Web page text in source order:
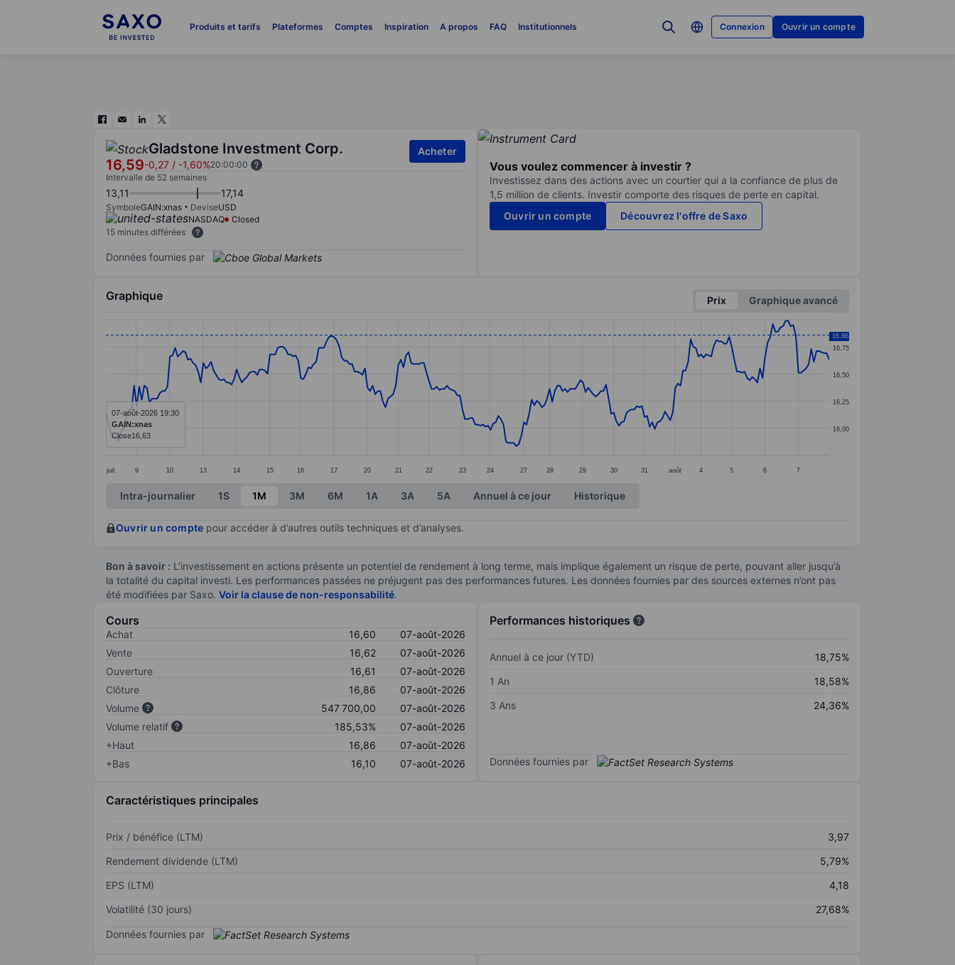
Produits et tarifs Plateformes Comptes Inspiration A propos FAQ Institutionnels Connexion Ouvrir un compte
Gladstone Investment Corp.
16,59-0,27 / -1,60%20:00:00
Acheter
Intervalle de 52 semaines
13,11 17,14
SymboleGAIN:xnas DeviseUSD
NASDAQ
Closed
15 minutes différées
Données fournies par
Vous voulez commencer à investir ?
Investissez dans des actions avec un courtier qui a la confiance de plus de
1,5 million de clients. Investir comporte des risques de perte en capital.
Ouvrir un compte
Découvrez l'offre de Saxo
Graphique Prix
Graphique avancé
Line chart with 283 data points.
The chart has 1 X axis displaying categories.
The chart has 1 Y axis displaying values. Data ranges from 15.83 to 16.99.
juil. 9 10 13 14 15 16 17 20 21 22 23 24 27 28 29 30 31 août 4 5 6 7
16,00
16,25
16,50
16,75
16,86
07-août-2026 19:30
GAIN:xnas
Close16,63
End of interactive chart.
Intra-journalier 1S 1M 3M 6M 1A 3A 5A Annuel à ce jour Historique
Ouvrir un compte pour accéder à d’autres outils techniques et d’analyses.
Bon à savoir : L’investissement en actions présente un potentiel de rendement à long terme, mais implique également un risque de perte, pouvant aller jusqu’à
la totalité du capital investi. Les performances passées ne préjugent pas des performances futures. Les données fournies par des sources externes n’ont pas
été modifiées par Saxo. Voir la clause de non-responsabilité.
Cours
Achat 16,60
07-août-2026
Vente
16,62
07-août-2026
Ouverture
16,61
07-août-2026
Clôture
16,86
07-août-2026
Volume
547 700,00
07-août-2026
Volume relatif
185,53%
07-août-2026
+Haut
16,86
07-août-2026
+Bas
16,10 07-août-2026
Performances historiques
Annuel à ce jour (YTD)
18,75%
1 An
18,58%
3 Ans
24,36%
Données fournies par
Caractéristiques principales
Prix / bénéfice (LTM)
3,97
Rendement dividende (LTM)
5,79%
EPS (LTM)
4,18
Volatilité (30 jours)
27,68%
Données fournies par